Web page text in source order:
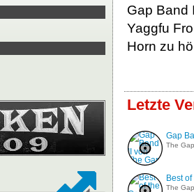
Gap Band
Yaggfu
Horn zu
Letzte
Gap
The
Best
The